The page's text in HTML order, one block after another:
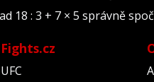
18 : 3 + 7 × 5 správně
Fights.cz
UFC